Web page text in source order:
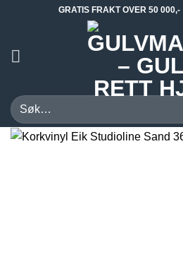
GRATIS FRAKT OVER 50 000,-
Søk
etter: